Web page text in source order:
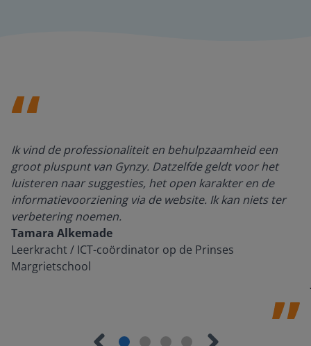
Ik vind de professionaliteit en behulpzaamheid een
groot pluspunt van Gynzy. Datzelfde geldt voor het
luisteren naar suggesties, het open karakter en de
informatievoorziening via de website. Ik kan niets ter
verbetering noemen.
Tamara Alkemade
Leerkracht / ICT-coördinator op de Prinses
Margrietschool